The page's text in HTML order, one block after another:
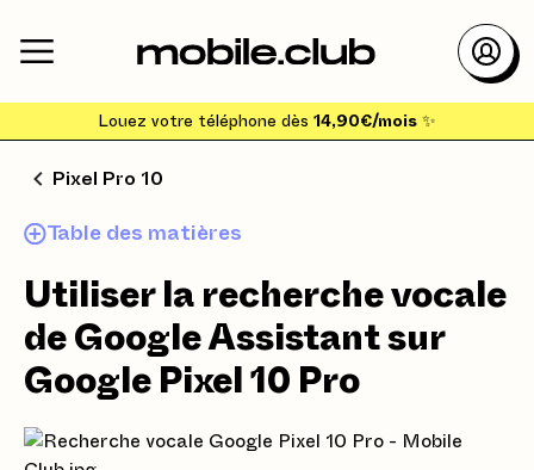
Louez votre téléphone dès 14,90€/mois ✨
Pixel Pro 10
Table des matières
Utiliser la recherche vocale
de Google Assistant sur
Google Pixel 10 Pro